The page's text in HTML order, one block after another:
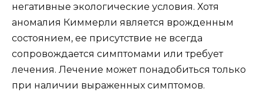
негативные экологические условия. Хотя
аномалия Киммерли является врожденным
состоянием, ее присутствие не всегда
сопровождается симптомами или требует
лечения. Лечение может понадобиться только
при наличии выраженных симптомов.